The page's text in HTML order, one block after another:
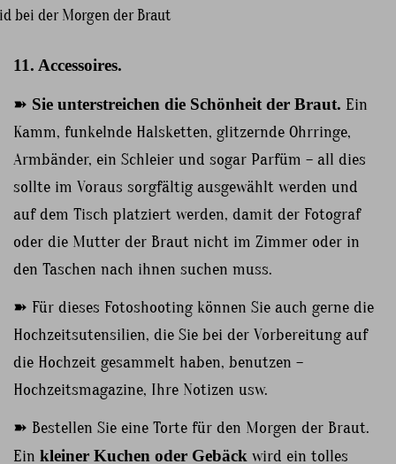
11. Accessoires.
➽ Sie unterstreichen die Schönheit der Braut. Ein
Kamm, funkelnde Halsketten, glitzernde Ohrringe,
Armbänder, ein Schleier und sogar Parfüm – all dies
sollte im Voraus sorgfältig ausgewählt werden und
auf dem Tisch platziert werden, damit der Fotograf
oder die Mutter der Braut nicht im Zimmer oder in
den Taschen nach ihnen suchen muss.
➽ Für dieses Fotoshooting können Sie auch gerne die
Hochzeitsutensilien, die Sie bei der Vorbereitung auf
die Hochzeit gesammelt haben, benutzen –
Hochzeitsmagazine, Ihre Notizen usw.
➽ Bestellen Sie eine Torte für den Morgen der Braut.
Ein kleiner Kuchen oder Gebäck wird ein tolles